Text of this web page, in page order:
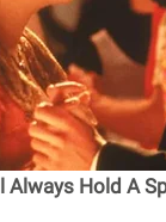
Hold A